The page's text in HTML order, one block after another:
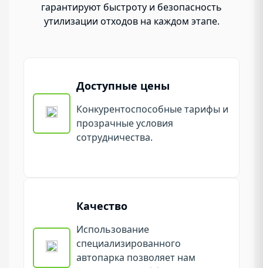
гарантируют быстроту и безопасность
утилизации отходов на каждом этапе.
Доступные цены
Конкурентоспособные тарифы и
прозрачные условия
сотрудничества.
Качество
Использование
специализированного
автопарка позволяет нам